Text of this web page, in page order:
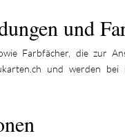
und
Farbfächer, die zur
und werden bei